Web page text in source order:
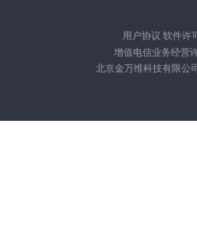
用户协议 软件许
增值电信业务经营
北京金万维科技有限公